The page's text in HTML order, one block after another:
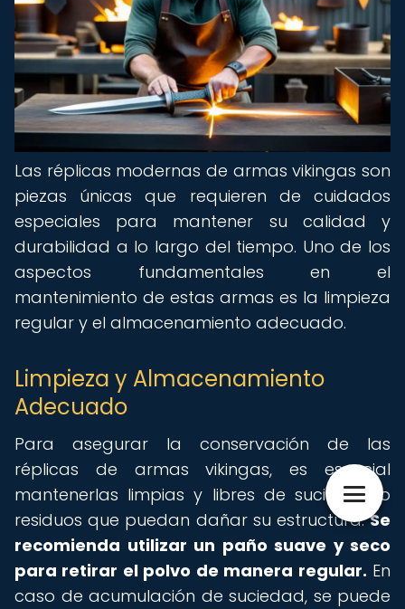
Las réplicas modernas de armas vikingas son
piezas únicas que requieren de cuidados
especiales para mantener su calidad y
durabilidad a lo largo del tiempo. Uno de los
aspectos fundamentales en el
mantenimiento de estas armas es la limpieza
regular y el almacenamiento adecuado.
Limpieza y Almacenamiento
Adecuado
Para asegurar la conservación de las
réplicas de armas vikingas, es esencial
mantenerlas limpias y libres de suciedad o
residuos que puedan dañar su estructura.Se
recomienda utilizar un paño suave y seco
para retirar el polvo de manera regular. En
caso de acumulación de suciedad, se puede